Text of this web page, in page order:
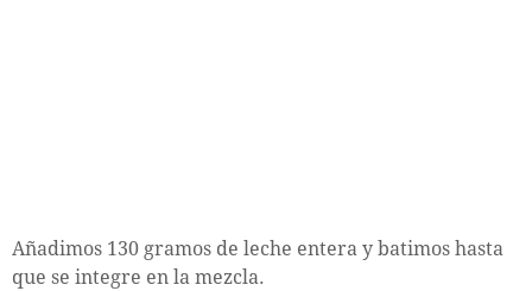
Añadimos 130 gramos de leche entera y batimos hasta
que se integre en la mezcla.